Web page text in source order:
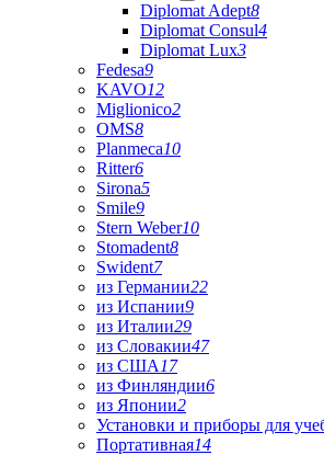
Diplomat Adept8
Diplomat Consul4
Diplomat Lux3
Fedesa9
KAVO12
Miglionico2
OMS8
Planmeca10
Ritter6
Sirona5
Smile9
Stern Weber10
Stomadent8
Swident7
из Германии22
из Испании9
из Италии29
из Словакии47
из США 17
из Финляндии6
из Японии2
Установки и приборы для
Портативная14